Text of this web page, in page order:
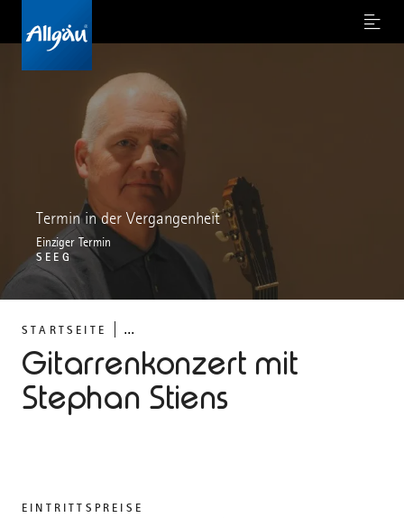
Menu
STARTSEITE ...
Gitarrenkonzert mit
Stephan Stiens
Termin in der Vergangenheit
Einziger Termin
SEEG
EINTRITTSPREISE